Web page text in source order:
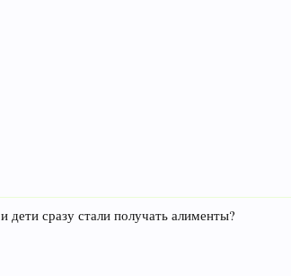
сразу стали получать алименты?